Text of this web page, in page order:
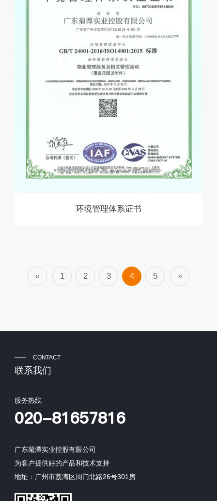
环境管理体系证书
« 1 2 3 4 5 »
CONTACT
联系我们
服务热线
020-81657816
广东菊潭实业控股有限公司
为客户提供好的产品和技术支持
地址：广州市荔湾区周门北路26号301房